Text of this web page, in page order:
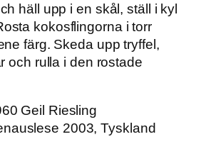
häll upp i en skål, ställ i kyl
kokosflingorna i torr
färg. Skeda upp tryffel,
och rulla i den rostade
Geil Riesling
2003, Tyskland